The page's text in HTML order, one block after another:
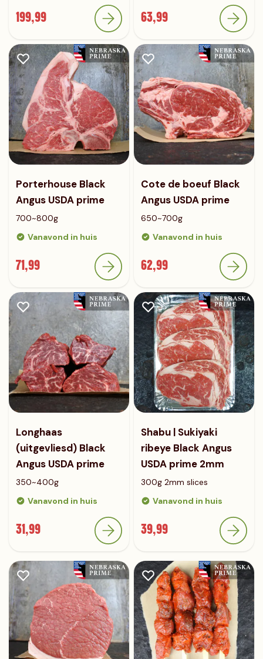
199,99 63,99
Porterhouse Black
Angus USDA prime
700~800g
Vanavond in huis
71,99
Cote de boeuf Black
Angus USDA prime
650~700g
Vanavond in huis
62,99
Longhaas
(uitgevliesd) Black
Angus USDA prime
350~400g
Vanavond in huis
31,99
Shabu | Sukiyaki
ribeye Black Angus
USDA prime 2mm
300g 2mm slices
Vanavond in huis
39,99